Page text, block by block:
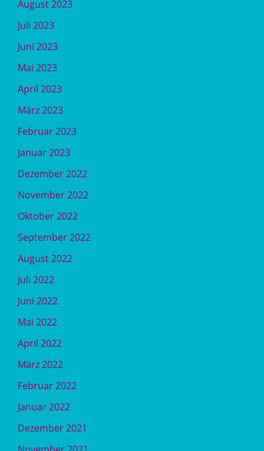
August 2023
Juli 2023
Juni 2023
Mai 2023
April 2023
März 2023
Februar 2023
Januar 2023
Dezember 2022
November 2022
Oktober 2022
September 2022
August 2022
Juli 2022
Juni 2022
Mai 2022
April 2022
März 2022
Februar 2022
Januar 2022
Dezember 2021